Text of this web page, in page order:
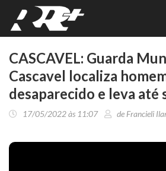
CASCAVEL: Guarda
Cascavel localiza
desaparecido e leva até
17/05/2022 às 11:07 de Francieli